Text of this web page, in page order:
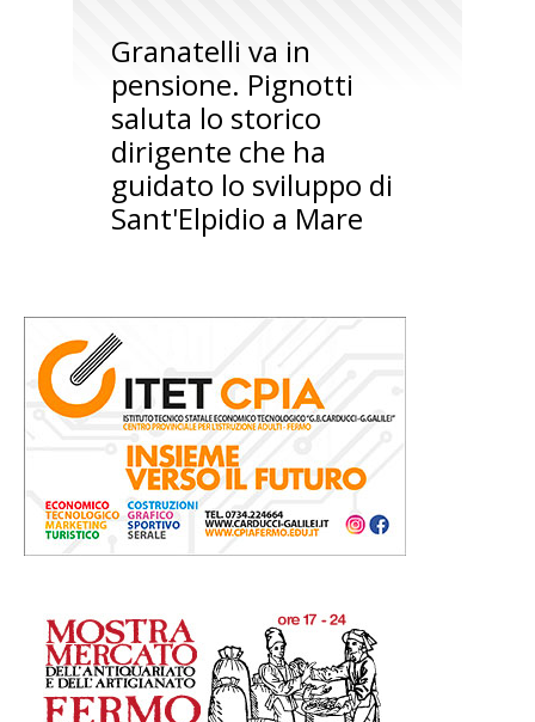
Granatelli va in
pensione. Pignotti
saluta lo storico
dirigente che ha
guidato lo sviluppo di
Sant'Elpidio a Mare